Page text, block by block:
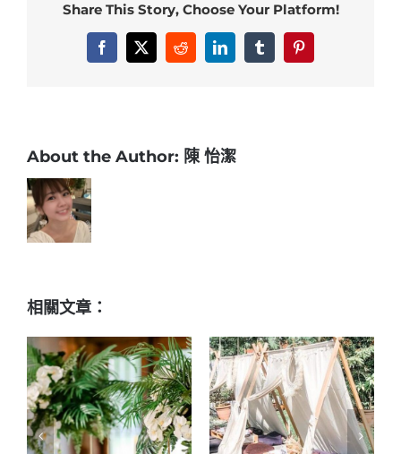
對
布
Share This Story, Choose Your Platform!
Facebook
X RedditLinkedInTumblrPinterest
About the Author: 陳 怡潔
相關文章：